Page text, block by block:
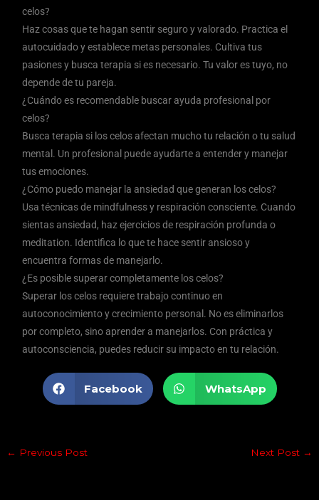
celos?
Haz cosas que te hagan sentir seguro y valorado. Practica el
autocuidado y establece metas personales. Cultiva tus
pasiones y busca terapia si es necesario. Tu valor es tuyo, no
depende de tu pareja.
¿Cuándo es recomendable buscar ayuda profesional por
celos?
Busca terapia si los celos afectan mucho tu relación o tu salud
mental. Un profesional puede ayudarte a entender y manejar
tus emociones.
¿Cómo puedo manejar la ansiedad que generan los celos?
Usa técnicas de mindfulness y respiración consciente. Cuando
sientas ansiedad, haz ejercicios de respiración profunda o
meditation. Identifica lo que te hace sentir ansioso y
encuentra formas de manejarlo.
¿Es posible superar completamente los celos?
Superar los celos requiere trabajo continuo en
autoconocimiento y crecimiento personal. No es eliminarlos
por completo, sino aprender a manejarlos. Con práctica y
autoconsciencia, puedes reducir su impacto en tu relación.
Facebook WhatsApp
← Previous Post Next Post →